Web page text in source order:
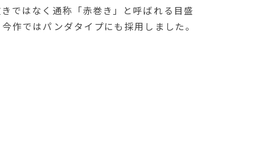
ではなく通称「赤巻き」と呼ばれる目盛
作ではパンダタイプにも採用しました。